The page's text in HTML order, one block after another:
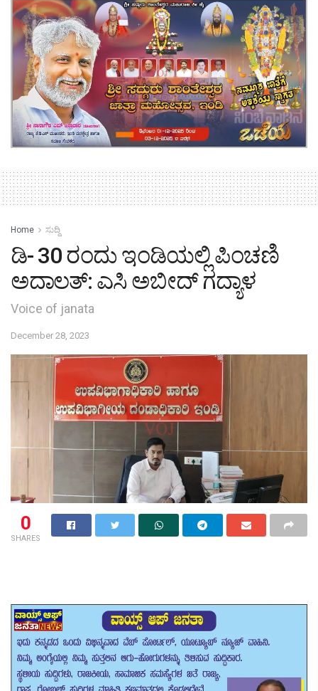
Home ಸುದ್ದಿ
ಡಿ- 30 ರಂದು ಇಂಡಿಯಲ್ಲಿ ಪಿಂಚಣಿ
ಅದಾಲತ್: ಎಸಿ ಅಬೀದ್ ಗದ್ಯಾಳ
Voice of janata
December 28, 2023
0
SHARES